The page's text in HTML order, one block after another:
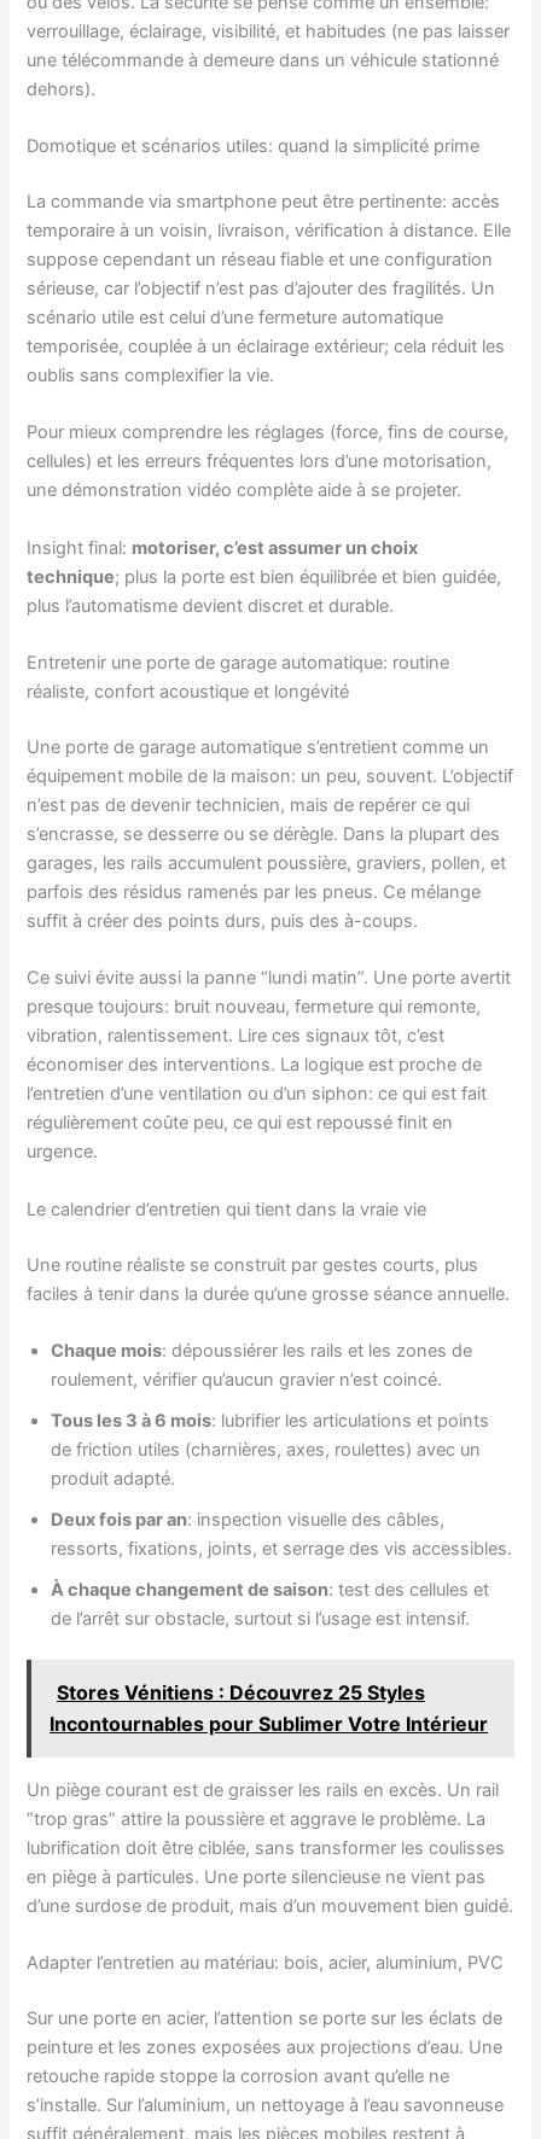
verrouillage, éclairage, visibilité, et habitudes (ne pas laisser
une télécommande à demeure dans un véhicule stationné
dehors).
Domotique et scénarios utiles: quand la simplicité prime
La commande via smartphone peut être pertinente: accès
temporaire à un voisin, livraison, vérification à distance. Elle
suppose cependant un réseau fiable et une configuration
sérieuse, car l’objectif n’est pas d’ajouter des fragilités. Un
scénario utile est celui d’une fermeture automatique
temporisée, couplée à un éclairage extérieur; cela réduit les
oublis sans complexifier la vie.
Pour mieux comprendre les réglages (force, fins de course,
cellules) et les erreurs fréquentes lors d’une motorisation,
une démonstration vidéo complète aide à se projeter.
Insight final: motoriser, c’est assumer un choix
technique; plus la porte est bien équilibrée et bien guidée,
plus l’automatisme devient discret et durable.
Entretenir une porte de garage automatique: routine
réaliste, confort acoustique et longévité
Une porte de garage automatique s’entretient comme un
équipement mobile de la maison: un peu, souvent. L’objectif
n’est pas de devenir technicien, mais de repérer ce qui
s’encrasse, se desserre ou se dérègle. Dans la plupart des
garages, les rails accumulent poussière, graviers, pollen, et
parfois des résidus ramenés par les pneus. Ce mélange
suffit à créer des points durs, puis des à-coups.
Ce suivi évite aussi la panne “lundi matin”. Une porte avertit
presque toujours: bruit nouveau, fermeture qui remonte,
vibration, ralentissement. Lire ces signaux tôt, c’est
économiser des interventions. La logique est proche de
l’entretien d’une ventilation ou d’un siphon: ce qui est fait
régulièrement coûte peu, ce qui est repoussé finit en
urgence.
Le calendrier d’entretien qui tient dans la vraie vie
Une routine réaliste se construit par gestes courts, plus
faciles à tenir dans la durée qu’une grosse séance annuelle.
Chaque mois: dépoussiérer les rails et les zones de
roulement, vérifier qu’aucun gravier n’est coincé.
Tous les 3 à 6 mois: lubrifier les articulations et points
de friction utiles (charnières, axes, roulettes) avec un
produit adapté.
Deux fois par an: inspection visuelle des câbles,
ressorts, fixations, joints, et serrage des vis accessibles.
À chaque changement de saison: test des cellules et
de l’arrêt sur obstacle, surtout si l’usage est intensif.
Stores Vénitiens : Découvrez 25 Styles
Incontournables pour Sublimer Votre Intérieur
Un piège courant est de graisser les rails en excès. Un rail
“trop gras” attire la poussière et aggrave le problème. La
lubrification doit être ciblée, sans transformer les coulisses
en piège à particules. Une porte silencieuse ne vient pas
d’une surdose de produit, mais d’un mouvement bien guidé.
Adapter l’entretien au matériau: bois, acier, aluminium, PVC
Sur une porte en acier, l’attention se porte sur les éclats de
peinture et les zones exposées aux projections d’eau. Une
retouche rapide stoppe la corrosion avant qu’elle ne
s’installe. Sur l’aluminium, un nettoyage à l’eau savonneuse
suffit généralement, mais les pièces mobiles restent à